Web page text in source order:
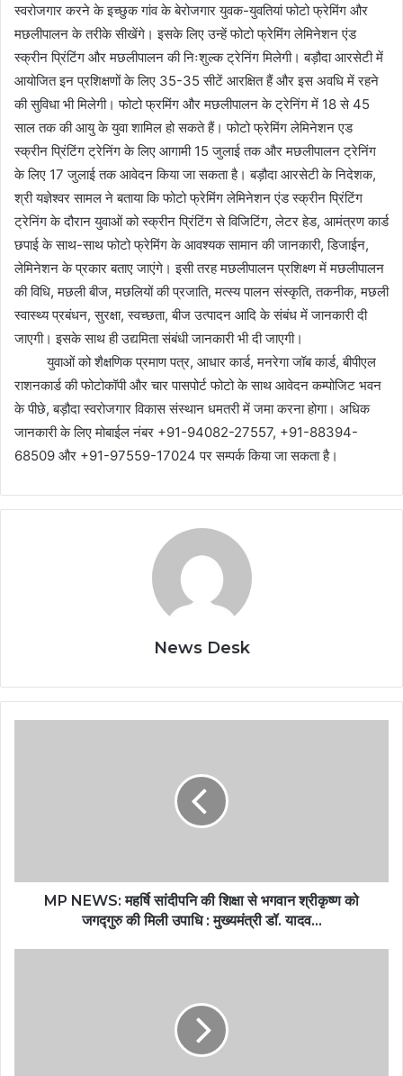
स्वरोजगार करने के इच्छुक गांव के बेरोजगार युवक-युवतियां फोटो फ्रेमिंग और
मछलीपालन के तरीके सीखेंगे। इसके लिए उन्हें फोटो फ्रेमिंग लेमिनेशन एंड
स्क्रीन प्रिंटिंग और मछलीपालन की निःशुल्क ट्रेनिंग मिलेगी। बड़ौदा आरसेटी में
आयोजित इन प्रशिक्षणों के लिए 35-35 सीटें आरक्षित हैं और इस अवधि में रहने
की सुविधा भी मिलेगी। फोटो फ्रमिंग और मछलीपालन के ट्रेनिंग में 18 से 45
साल तक की आयु के युवा शामिल हो सकते हैं। फोटो फ्रेमिंग लेमिनेशन एड
स्क्रीन प्रिंटिंग ट्रेनिंग के लिए आगामी 15 जुलाई तक और मछलीपालन ट्रेनिंग
के लिए 17 जुलाई तक आवेदन किया जा सकता है। बड़ौदा आरसेटी के निदेशक,
श्री यज्ञेश्वर सामल ने बताया कि फोटो फ्रेमिंग लेमिनेशन एंड स्क्रीन प्रिंटिंग
ट्रेनिंग के दौरान युवाओं को स्क्रीन प्रिंटिंग से विजिटिंग, लेटर हेड, आमंत्रण कार्ड
छपाई के साथ-साथ फोटो फ्रेमिंग के आवश्यक सामान की जानकारी, डिजाईन,
लेमिनेशन के प्रकार बताए जाएंगे। इसी तरह मछलीपालन प्रशिक्ष्ण में मछलीपालन
की विधि, मछली बीज, मछलियों की प्रजाति, मत्स्य पालन संस्कृति, तकनीक, मछली
स्वास्थ्य प्रबंधन, सुरक्षा, स्वच्छता, बीज उत्पादन आदि के संबंध में जानकारी दी
जाएगी। इसके साथ ही उद्यमिता संबंधी जानकारी भी दी जाएगी।
युवाओं को शैक्षणिक प्रमाण पत्र, आधार कार्ड, मनरेगा जॉब कार्ड, बीपीएल
राशनकार्ड की फोटोकॉपी और चार पासपोर्ट फोटो के साथ आवेदन कम्पोजिट भवन
के पीछे, बड़ौदा स्वरोजगार विकास संस्थान धमतरी में जमा करना होगा। अधिक
जानकारी के लिए मोबाईल नंबर +91-94082-27557, +91-88394-
68509 और +91-97559-17024 पर सम्पर्क किया जा सकता है।
News Desk
MP NEWS: महर्षि सांदीपनि की शिक्षा से भगवान श्रीकृष्ण को
जगद्गुरु की मिली उपाधि : मुख्यमंत्री डॉ. यादव…